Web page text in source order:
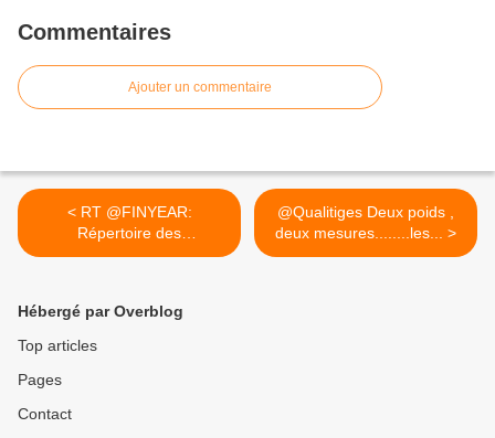
Commentaires
Ajouter un commentaire
< RT @FINYEAR:
Répertoire des
entreprises...
@Qualitiges Deux poids ,
deux mesures........les... >
Hébergé par Overblog
Top articles
Pages
Contact